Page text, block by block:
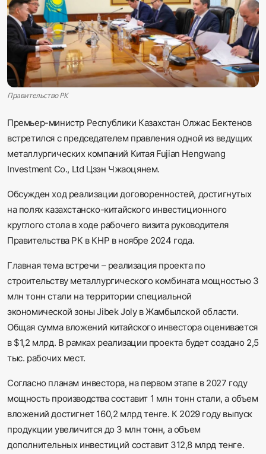
Sadaq TV
Общество
Спорт
Мир
Русский
Правительство РК
Премьер-министр Республики Казахстан Олжас Бектенов
встретился с председателем правления одной из ведущих
металлургических компаний Китая Fujian Hengwang
Investment Co., Ltd Цзэн Чжаоцянем.
Обсужден ход реализации договоренностей, достигнутых
на полях казахстанско-китайского инвестиционного
круглого стола в ходе рабочего визита руководителя
Правительства РК в КНР в ноябре 2024 года.
Главная тема встречи – реализация проекта по
строительству металлургического комбината мощностью 3
млн тонн стали на территории специальной
экономической зоны Jibek Joly в Жамбылской области.
Общая сумма вложений китайского инвестора оценивается
в $1,2 млрд. В рамках реализации проекта будет создано 2,5
тыс. рабочих мест.
Согласно планам инвестора, на первом этапе в 2027 году
мощность производства составит 1 млн тонн стали, а объем
вложений достигнет 160,2 млрд тенге. К 2029 году выпуск
продукции увеличится до 3 млн тонн, а объем
дополнительных инвестиций составит 312,8 млрд тенге.